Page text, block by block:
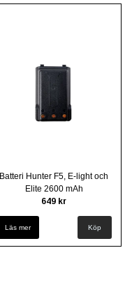
Batteri Hunter F5, E-light och
Elite 2600 mAh
649 kr
Läs mer